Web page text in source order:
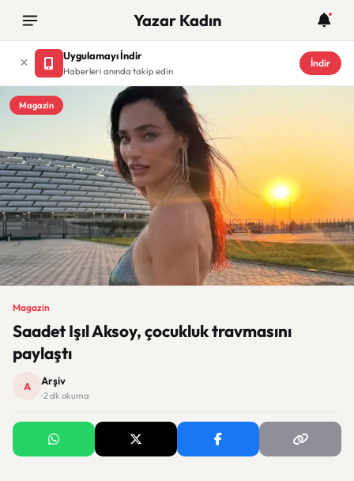
Yazar Kadın
Uygulamayı İndir
Haberleri anında takip edin
İndir
Magazin
Magazin
Saadet Işıl Aksoy, çocukluk travmasını
paylaştı
A Arşiv
· 2 dk okuma